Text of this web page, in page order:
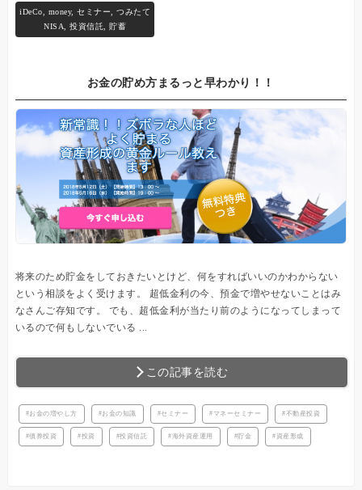
iDeCo money,セミナー ,つみたて
NISA ,投資信託 貯蓄
お金の貯め方まるっと早わかり！！
将来のため貯金をしておきたいとけど、何をすればいいのかわからない
という相談をよく受けます。 超低金利の今、預金で増やせないことはみ
なさんご存知です。 でも、超低金利が当たり前のようになってしまって
いるので何もしないでいる ...
この記事を読む
お金の増やし方 お金の知識 セミナー マネーセミナー 不動産投資
債券投資 投資 投資信託 海外資産運用 貯金 資産形成